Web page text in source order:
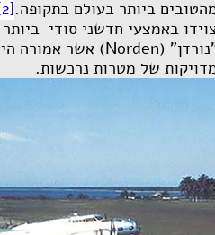
ביותר בעולם בתקופה.
באמצעי חדשני סודי-
(
Norden) אשר אמורה
של מטרות נרכשות.